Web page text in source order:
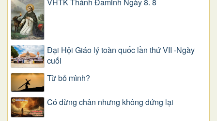
Đại Hội Giáo lý toàn quốc lần thứ VII -Ngày
cuối
Từ bỏ mình?
Có dừng chân nhưng không đứng lại